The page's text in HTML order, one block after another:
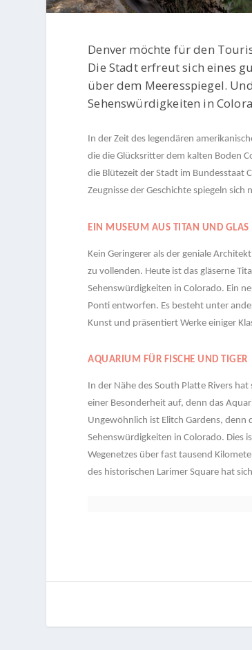
Denver möchte für den
Die Stadt erfreut sich eines
über dem Meeresspiegel.
Sehenswürdigkeiten in
In der Zeit des legendären
die die Glücksritter dem kalten Boden
die Blütezeit der Stadt im Bundesstaat
Zeugnisse der Geschichte spiegeln
EIN MUSEUM AUS TITAN UND GLAS
Kein Geringerer als der geniale
zu vollenden. Heute ist das gläserne
Sehenswürdigkeiten in Colorado. Ein
Ponti entworfen. Es besteht unter
Kunst und präsentiert Werke einiger
AQUARIUM FÜR FISCHE UND TIGER
In der Nähe des South Platte Rivers
einer Besonderheit auf, denn das
Ungewöhnlich ist Elitch Gardens,
Sehenswürdigkeiten in Colorado. Dies
Wegenetzes über fast tausend
des historischen Larimer Square hat